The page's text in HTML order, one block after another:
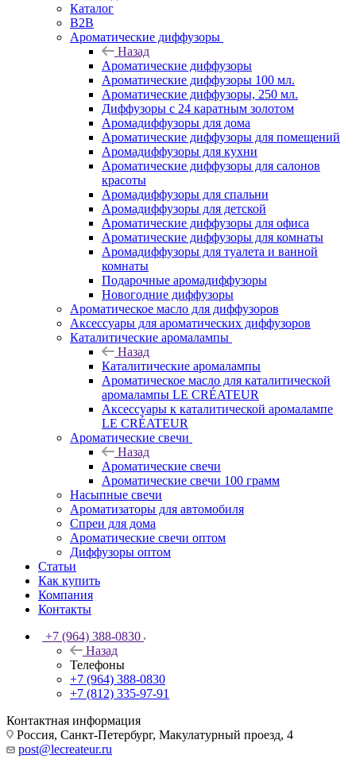
Каталог
B2B
Ароматические диффузоры
Назад
Ароматические диффузоры
Ароматические диффузоры 100 мл.
Ароматические диффузоры, 250 мл.
Диффузоры с 24 каратным золотом
Аромадиффузоры для дома
Ароматические диффузоры для помещений
Аромадиффузоры для кухни
Ароматические диффузоры для салонов
красоты
Аромадиффузоры для спальни
Аромадиффузоры для детской
Ароматические диффузоры для офиса
Ароматические диффузоры для комнаты
Аромадиффузоры для туалета и ванной
комнаты
Подарочные аромадиффузоры
Новогодние диффузоры
Ароматическое масло для диффузоров
Аксессуары для ароматических диффузоров
Каталитические аромалампы
Назад
Каталитические аромалампы
Ароматическое масло для каталитической
аромалампы LE CRÉATEUR
Аксессуары к каталитической аромалампе
LE CRÉATEUR
Ароматические свечи
Назад
Ароматические свечи
Ароматические свечи 100 грамм
Насыпные свечи
Ароматизаторы для автомобиля
Спреи для дома
Ароматические свечи оптом
Диффузоры оптом
Статьи
Как купить
Компания
Контакты
+7 (964) 388-0830
Назад
Телефоны
+7 (964) 388-0830
+7 (812) 335-97-91
Контактная информация
Россия, Санкт-Петербург, Макулатурный проезд, 4
post@lecreateur.ru